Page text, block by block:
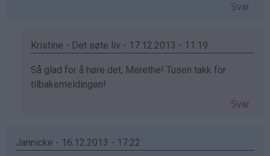
Svar
Kristine - Det søte liv - 17.12.2013 - 11:19
Som
svar
(ikke
Så glad for å høre det, Merethe! Tusen takk for
tilbakemeldingen!
Svar
Jannicke - 16.12.2013 - 17:22